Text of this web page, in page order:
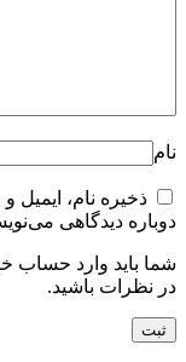
نام
ذخیره نام،
دوباره دیدگاهی
شما باید وارد حساب
در نظرات باشید.